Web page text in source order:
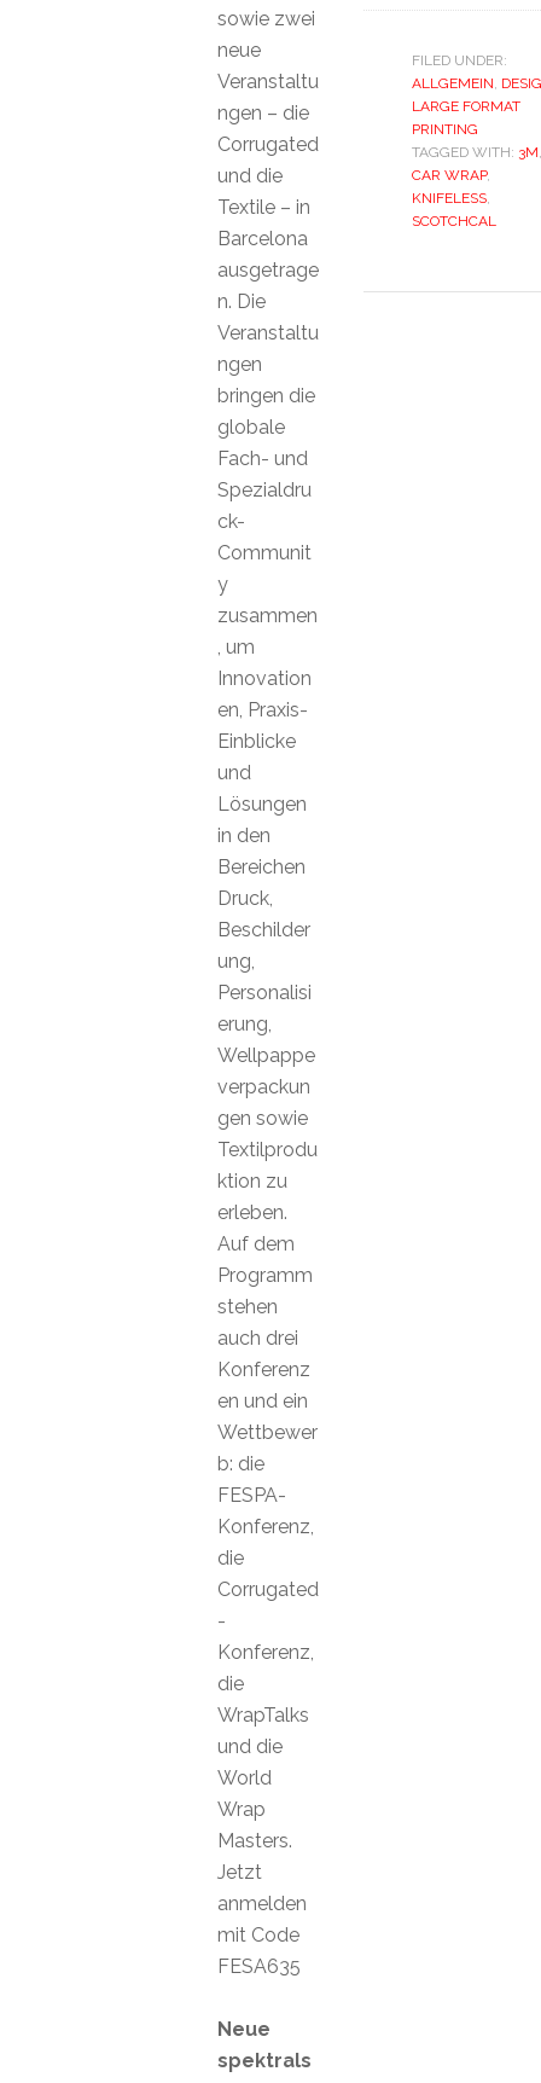
FILED UNDER:
ALLGEMEIN,
LARGE FORMAT
PRINTING
TAGGED WITH: 3M,
CAR WRAP,
KNIFELESS,
SCOTCHCAL
sowie zwei
neue
Veranstaltu
ngen – die
Corrugated
und die
Textile – in
Barcelona
ausgetrage
n. Die
Veranstaltu
ngen
bringen die
globale
Fach- und
Spezialdru
ck-
Communit
y
zusammen
, um
Innovation
en, Praxis-
Einblicke
und
Lösungen
in den
Bereichen
Druck,
Beschilder
ung,
Personalisi
erung,
Wellpappe
verpackun
gen sowie
Textilprodu
ktion zu
erleben.
Auf dem
Programm
stehen
auch drei
Konferenz
en und ein
Wettbewer
b: die
FESPA-
Konferenz,
die
Corrugated
-
Konferenz,
die
WrapTalks
und die
World
Wrap
Masters.
Jetzt
anmelden
mit Code
FESA635
Neue
spektrals